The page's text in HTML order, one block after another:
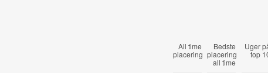
All time
placering
Bedste
placering
all time
Uger
top